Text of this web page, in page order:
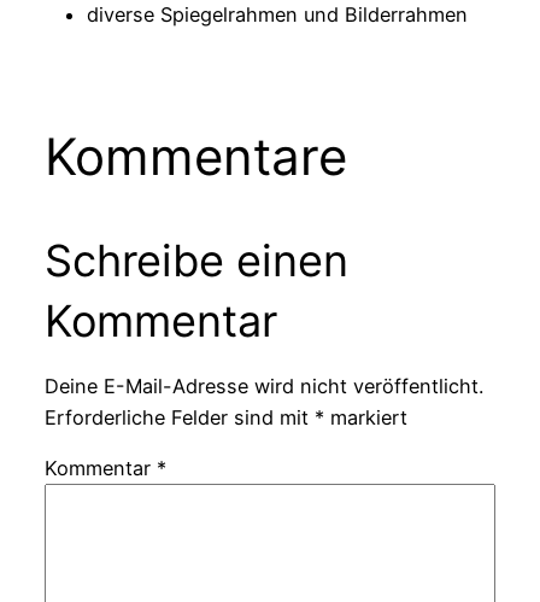
diverse Spiegelrahmen und Bilderrahmen
Kommentare
Schreibe einen
Kommentar
Deine E-Mail-Adresse wird nicht veröffentlicht.
Erforderliche Felder sind mit * markiert
Kommentar *